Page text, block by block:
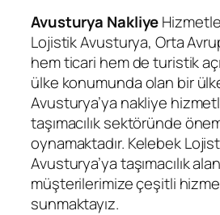
Avusturya Nakliye
Lojistik Avusturya, Orta
hem ticari hem de turistik
ülke konumunda olan bir
Avusturya’ya nakliye
taşımacılık sektöründe
oynamaktadır. Kelebek
Avusturya’ya taşımacılık
müşterilerimize çeşitli
sunmaktayız.